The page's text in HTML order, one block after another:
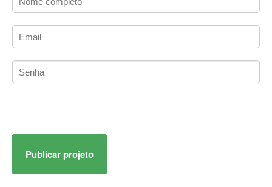
Administração Acadêmica
Administração de Artistas e Repertórios
Administração de Banco de Dados
Administração de Redes
Administrador de Sistemas
Adobe After Effects
Adobe AIR
Publicar projeto